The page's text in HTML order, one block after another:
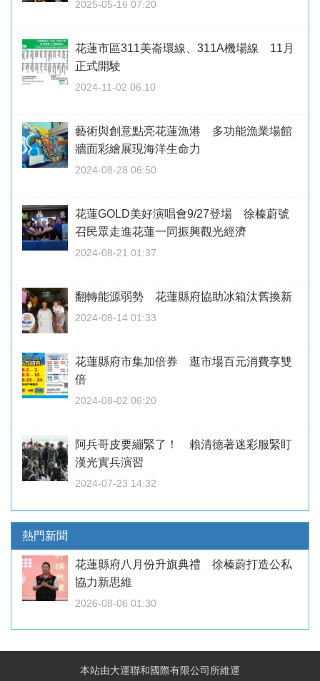
2025-05-16 07:20
花蓮市區311美崙環線、311A機場線 11月
正式開駛
2024-11-02 06:10
藝術與創意點亮花蓮漁港 多功能漁業場館
牆面彩繪展現海洋生命力
2024-08-28 06:50
花蓮GOLD美好演唱會9/27登場 徐榛蔚號
召民眾走進花蓮一同振興觀光經濟
2024-08-21 01:37
翻轉能源弱勢 花蓮縣府協助冰箱汰舊換新
2024-08-14 01:33
花蓮縣府市集加倍券 逛市場百元消費享雙
倍
2024-08-02 06:20
阿兵哥皮要繃緊了！ 賴清德著迷彩服緊盯
漢光實兵演習
2024-07-23 14:32
熱門新聞
花蓮縣府八月份升旗典禮 徐榛蔚打造公私
協力新思維
2026-08-06 01:30
本站由大運聯和國際有限公司所維運